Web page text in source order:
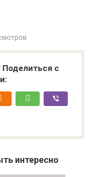
Поделиться с
интересно